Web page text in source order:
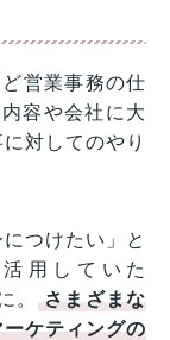
営業事務の仕
容や会社に大
対してのやり
つけたい」と
用していた
。 さまざまな
ケティングの